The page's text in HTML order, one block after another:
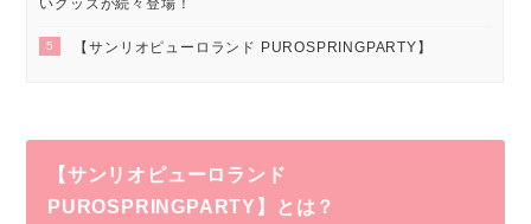
いグッズが続々登場！
5 【サンリオピューロランド PUROSPRINGPARTY】
【サンリオピューロランド
PUROSPRINGPARTY】とは？